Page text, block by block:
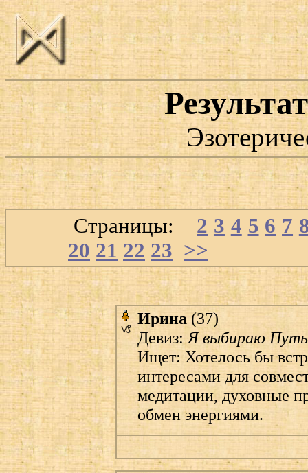
Страницы: 2 3 4 5 6 7
20 21 22 23 >>
Ирина (37)
Девиз:Я выбираю Путь
Ищет: Хотелось бы
интересами для
медитации, духовные
обмен энергиями.